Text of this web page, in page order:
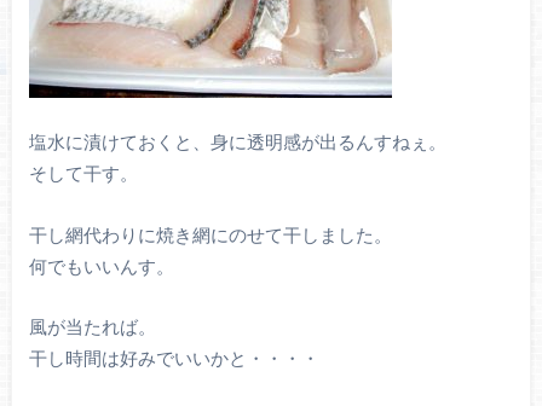
塩水に漬けておくと、身に透明感が出るんすねぇ。
そして干す。
干し網代わりに焼き網にのせて干しました。
何でもいいんす。
風が当たれば。
干し時間は好みでいいかと・・・・